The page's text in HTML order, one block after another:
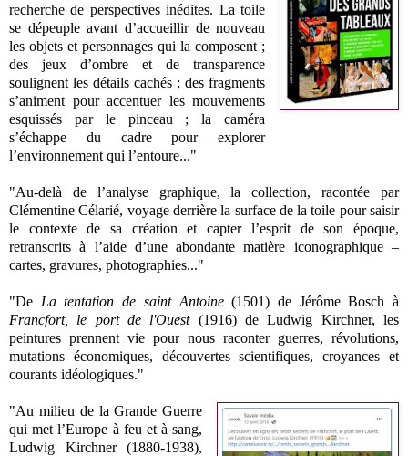
recherche de perspectives inédites. La toile
se dépeuple avant d’accueillir de nouveau
les objets et personnages qui la composent ;
des jeux d’ombre et de transparence
soulignent les détails cachés ; des fragments
s’animent pour accentuer les mouvements
esquissés par le pinceau ; la caméra
s’échappe du cadre pour explorer
l’environnement qui l’entoure..."
"Au-delà de l’analyse graphique, la collection, racontée par
Clémentine Célarié, voyage derrière la surface de la toile pour saisir
le contexte de sa création et capter l’esprit de son époque,
retranscrits à l’aide d’une abondante matière iconographique –
cartes, gravures, photographies..."
"De La tentation de saint Antoine(1501) de Jérôme Bosch à
Francfort, le port de l'Ouest(1916) de Ludwig Kirchner, les
peintures prennent vie pour nous raconter guerres, révolutions,
mutations économiques, découvertes scientifiques, croyances et
courants idéologiques."
"Au milieu de la Grande Guerre
qui met l’Europe à feu et à sang,
Ludwig Kirchner (1880-1938),